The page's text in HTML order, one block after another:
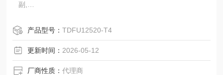
副,
勇克双端面磨床轴承DTK丝杠TDFUT10020-T4
产品型号：TDFU12520-T4
更新时间： 2026-05-12
厂商性质：代理商